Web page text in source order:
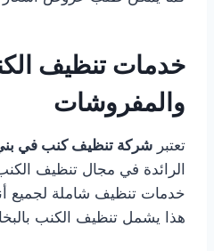
خدمات تنظيف
والمفروشات
تعتبر شركة تنظيف كنب في
الرائدة في مجال تنظيف
خدمات تنظيف شاملة لجميع
هذا يشمل تنظيف الكنب